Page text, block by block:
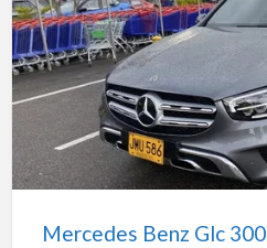
Glc
300
Mercedes Benz Glc 300